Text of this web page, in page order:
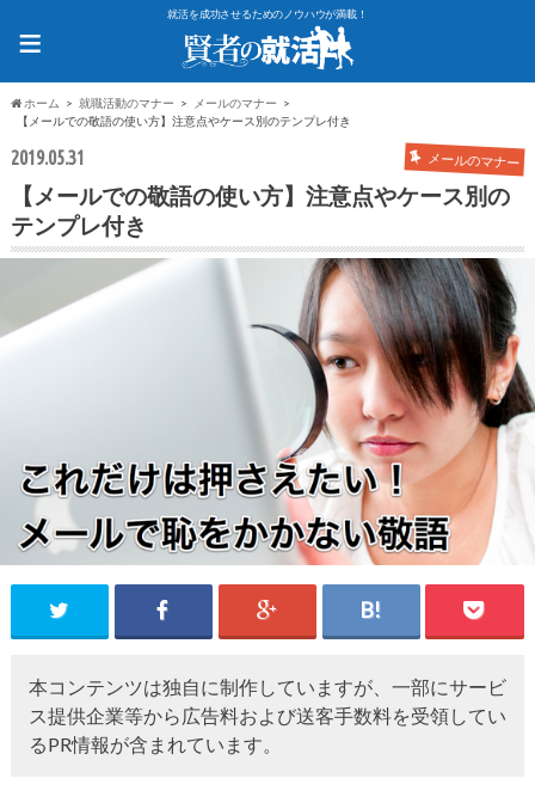
就活を成功させるためのノウハウが満載！
≡
ホーム 就職活動のマナー
メールのマナー
【メールでの敬語の使い方】注意点やケース別のテンプレ付き
2019.05.31 メールのマナー
【メールでの敬語の使い方】注意点やケース別の
テンプレ付き
本コンテンツは独自に制作していますが、一部にサービ
ス提供企業等から広告料および送客手数料を受領してい
るPR情報が含まれています。